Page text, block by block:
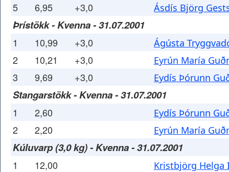
5 6,95 +3,0 Ásdís Björg
Þrístökk - Kvenna - 31.07.2001
1 10,99 +3,0 Ágústa
2 10,21 +3,0 Eyrún María
3 9,69 +3,0 Eydís Þórunn
Stangarstökk - Kvenna - 31.07.2001
1 2,60 Eydís Þórunn
2 2,20 Eyrún María
Kúluvarp (3,0 kg) - Kvenna - 31.07.2001
1 12,00 Kristbjörg